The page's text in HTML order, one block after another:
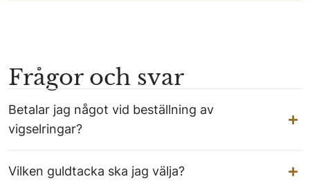
Frågor och svar
Betalar jag något vid beställning av
vigselringar?
Vilken guldtacka ska jag välja?